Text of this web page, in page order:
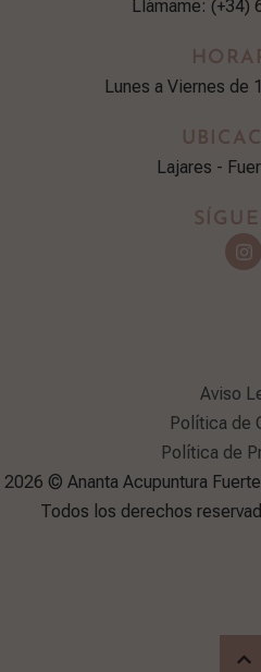
Llámame: (+34)
Lunes a Viernes de
Lajares -
Aviso
Política de
Política de
2026 © Ananta Acupuntura
Todos los derechos